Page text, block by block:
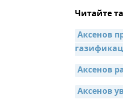
Читайте
Аксенов
Аксенов